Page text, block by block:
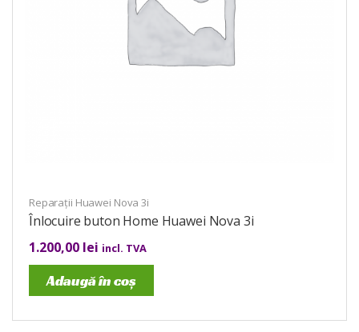
Reparații Huawei Nova 3i
Înlocuire buton Home Huawei Nova 3i
1.200,00 lei incl. TVA
Adaugă în coș